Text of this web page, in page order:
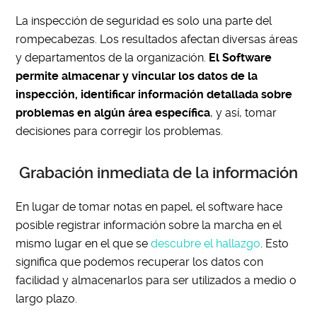
La inspección de seguridad es solo una parte del
rompecabezas. Los resultados afectan diversas áreas
y departamentos de la organización. El Software
permite almacenar y vincular los datos de la
inspección, identificar información detallada sobre
problemas en algún área específica, y así, tomar
decisiones para corregir los problemas.
Grabación inmediata de la información
En lugar de tomar notas en papel, el software hace
posible registrar información sobre la marcha en el
mismo lugar en el que sedescubre el hallazgo . Esto
significa que podemos recuperar los datos con
facilidad y almacenarlos para ser utilizados a medio o
largo plazo.